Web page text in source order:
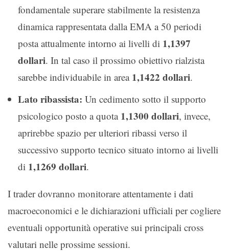
fondamentale superare stabilmente la resistenza
dinamica rappresentata dalla EMA a 50 periodi
posta attualmente intorno ai livelli di 1,1397
dollari. In tal caso il prossimo obiettivo rialzista
sarebbe individuabile in area 1,1422 dollari.
Lato ribassista: Un cedimento sotto il supporto
psicologico posto a quota 1,1300 dollari, invece,
aprirebbe spazio per ulteriori ribassi verso il
successivo supporto tecnico situato intorno ai livelli
di 1,1269 dollari.
I trader dovranno monitorare attentamente i dati
macroeconomici e le dichiarazioni ufficiali per cogliere
eventuali opportunità operative sui principali cross
valutari nelle prossime sessioni.